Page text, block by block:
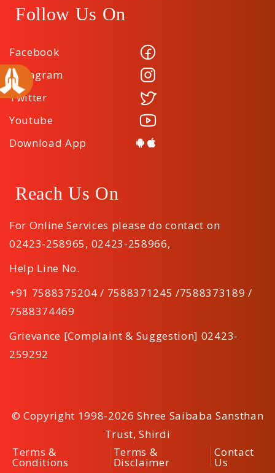
Follow Us On
Facebook
Instagram
Twitter
Youtube
Download App
Reach Us On
For Online Services please do contact on
02423-258965, 02423-258966,
Help Line No.
+91 7588375204 / 7588371245 /7588373189 /
7588374469
Grievance [Complaint & Suggestion] 02423-
259292
© Copyright 1998-2026 Shree Saibaba Sansthan
Trust, Shirdi
Terms &
Conditions
Terms &
Disclaimer
Contact
Us